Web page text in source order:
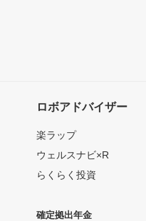
ロボアドバイザー
楽ラップ
ウェルスナビ×R
らくらく投資
確定拠出年金